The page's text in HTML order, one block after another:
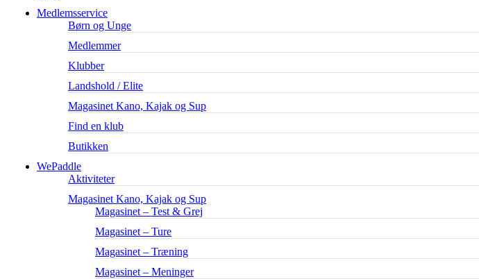
Medlemsservice
Børn og Unge
Medlemmer
Klubber
Landshold / Elite
Magasinet Kano, Kajak og Sup
Find en klub
Butikken
WePaddle
Aktiviteter
Magasinet Kano, Kajak og Sup
Magasinet – Test & Grej
Magasinet – Ture
Magasinet – Træning
Magasinet – Meninger